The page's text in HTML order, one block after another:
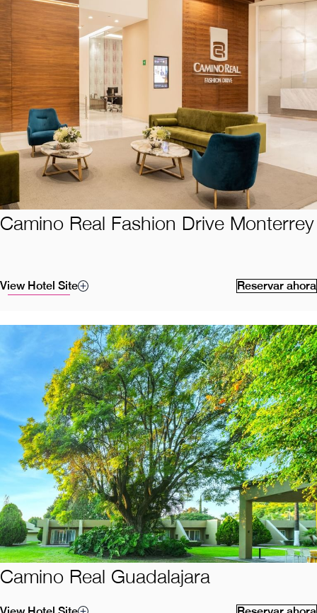
Camino Real Fashion Drive Monterrey
Reservar ahora
View Hotel Site
Camino Real Guadalajara